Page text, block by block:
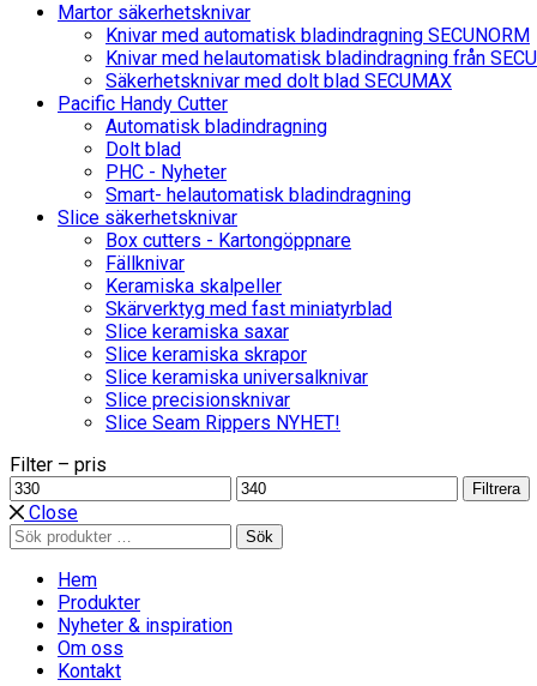
Martor säkerhetsknivar
Knivar med automatisk bladindragning SECUNORM
Knivar med helautomatisk bladindragning från
Säkerhetsknivar med dolt blad SECUMAX
Pacific Handy Cutter
Automatisk bladindragning
Dolt blad
PHC - Nyheter
Smart- helautomatisk bladindragning
Slice säkerhetsknivar
Box cutters - Kartongöppnare
Fällknivar
Keramiska skalpeller
Skärverktyg med fast miniatyrblad
Slice keramiska saxar
Slice keramiska skrapor
Slice keramiska universalknivar
Slice precisionsknivar
Slice Seam Rippers NYHET!
Filter – pris
Min
pris
Max
pris
Filtrera
Close
Sök
efter:
Sök
Hem
Produkter
Nyheter & inspiration
Om oss
Kontakt